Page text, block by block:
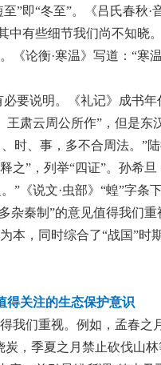
”即“冬至”。《吕氏春秋
中有些细节我们尚不知晓。
《论衡·寒温》写道：“寒
要说明。《礼记》成书
肃云周公所作”，但是
时、事，多不合周法。”
之”，列举“四证”。孙希
”《说文·虫部》“蝗”字
杂秦制”的意见值得我们
本，同时综合了“战国”
得关注的生态保护意识
我们重视。例如，孟春
，季夏之月禁止砍伐山